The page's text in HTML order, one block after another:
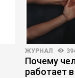
ЖУРНАЛ
Почему
работает